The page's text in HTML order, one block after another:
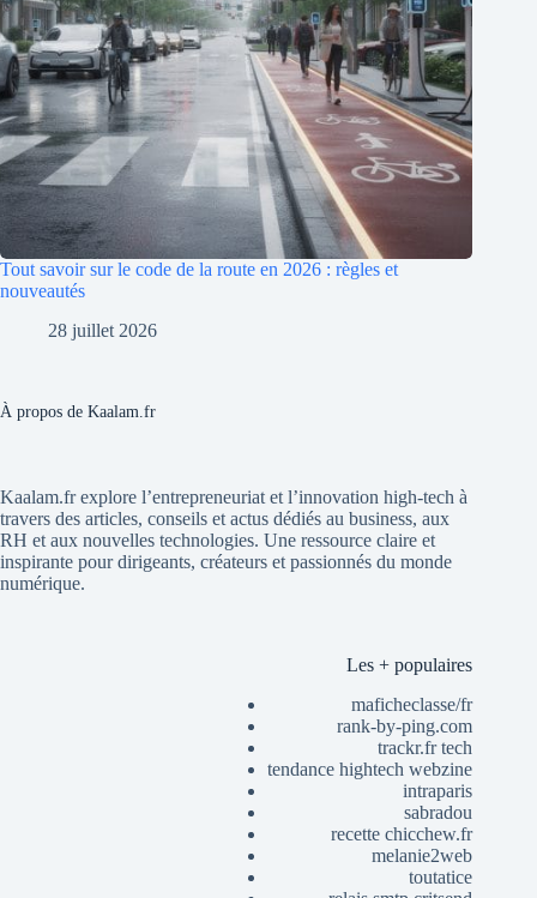
Tout savoir sur le code de la route en 2026 : règles et
nouveautés
28 juillet 2026
À propos de Kaalam.fr
Kaalam.fr explore l’entrepreneuriat et l’innovation high-tech à
travers des articles, conseils et actus dédiés au business, aux
RH et aux nouvelles technologies. Une ressource claire et
inspirante pour dirigeants, créateurs et passionnés du monde
numérique.
Les + populaires
maficheclasse/fr
rank-by-ping.com
trackr.fr tech
tendance hightech webzine
intraparis
sabradou
recette chicchew.fr
melanie2web
toutatice